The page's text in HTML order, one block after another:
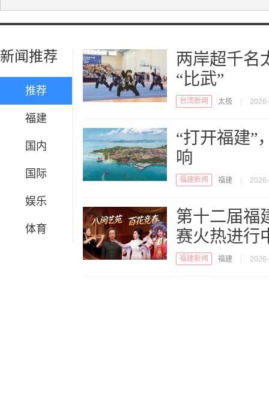
新闻推荐
推荐
福建
国内
国际
娱乐
体育
两岸超千名
“比武”
台湾新闻 太极
“打开福建”
响
福建新闻 福建
第十二届福
赛火热进行
福建新闻 福建